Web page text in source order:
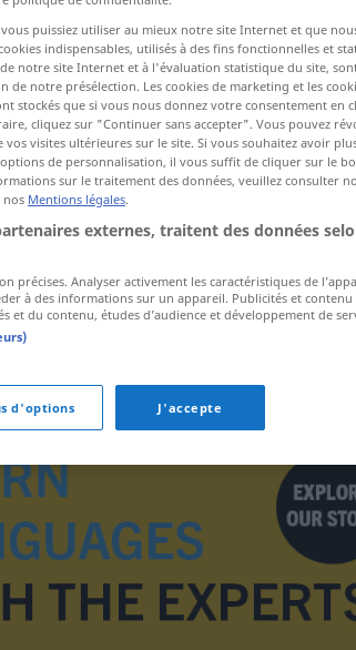
puissiez utiliser au mieux notre site Internet et que
indispensables, utilisés à des fins fonctionnelles et
notre site Internet et à l'évaluation statistique du site,
de notre présélection. Les cookies de marketing et les
stockés que si vous nous donnez votre consentement en
cliquez sur "Continuer sans accepter". Vous pouvez
visites ultérieures sur le site. Si vous souhaitez avoir
de personnalisation, il vous suffit de cliquer sur le
sur le traitement des données, veuillez consulter
nos Mentions légales.
externes, traitent des données
précises. Analyser activement les caractéristiques de
à des informations sur un appareil. Publicités et contenu
et du contenu, études d’audience et développement de
d'options J'accepte